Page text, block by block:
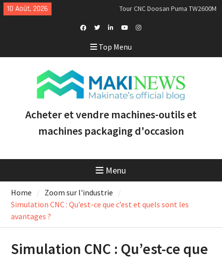
Skip
to
10 Août, 2026
Tour CNC Doosan Puma TW2600M
Nous achetons des tours Mazak
contrôle Smooth et de la
CNC idéal pour augmenter la
productivité et la rentabilité
Facebook
TwitterLinkedin
Profile
Youtube
Top Menu
Acheter et vendre machines-outils et
machines packaging d'occasion
Menu
Home
Zoom sur l'industrie
Simulation CNC : Qu’est-ce que c’est et quels sont les
avantages ?
Simulation CNC : Qu’est-ce que